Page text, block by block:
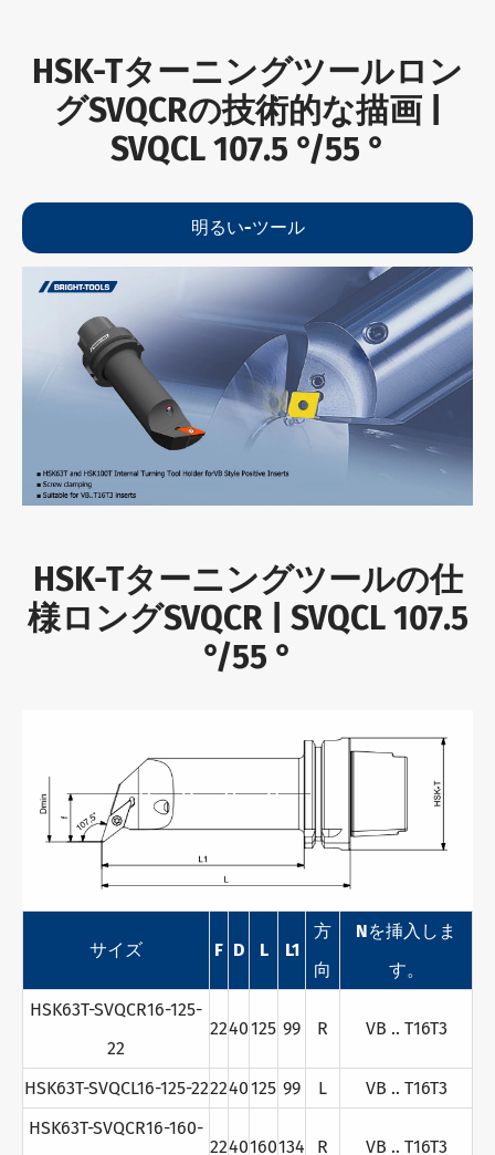
HSK-Tターニングツールロン
グSVQCRの技術的な描画 |
SVQCL 107.5 °/55 °
明るい-ツール
HSK-Tターニングツールの仕
様ロングSVQCR | SVQCL 107.5
°/55 °
サイズ F D L L1
方
向
Nを挿入しま
す。
HSK63T-SVQCR16-125-
22
2240125 99 R VB .. T16T3
HSK63T-SVQCL16-125-222240125 99 L
VB .. T16T3
HSK63T-SVQCR16-160-
2240160134 R VB .. T16T3